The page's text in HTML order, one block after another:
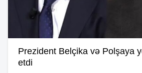
Prezident Belçika və Polşaya
etdi